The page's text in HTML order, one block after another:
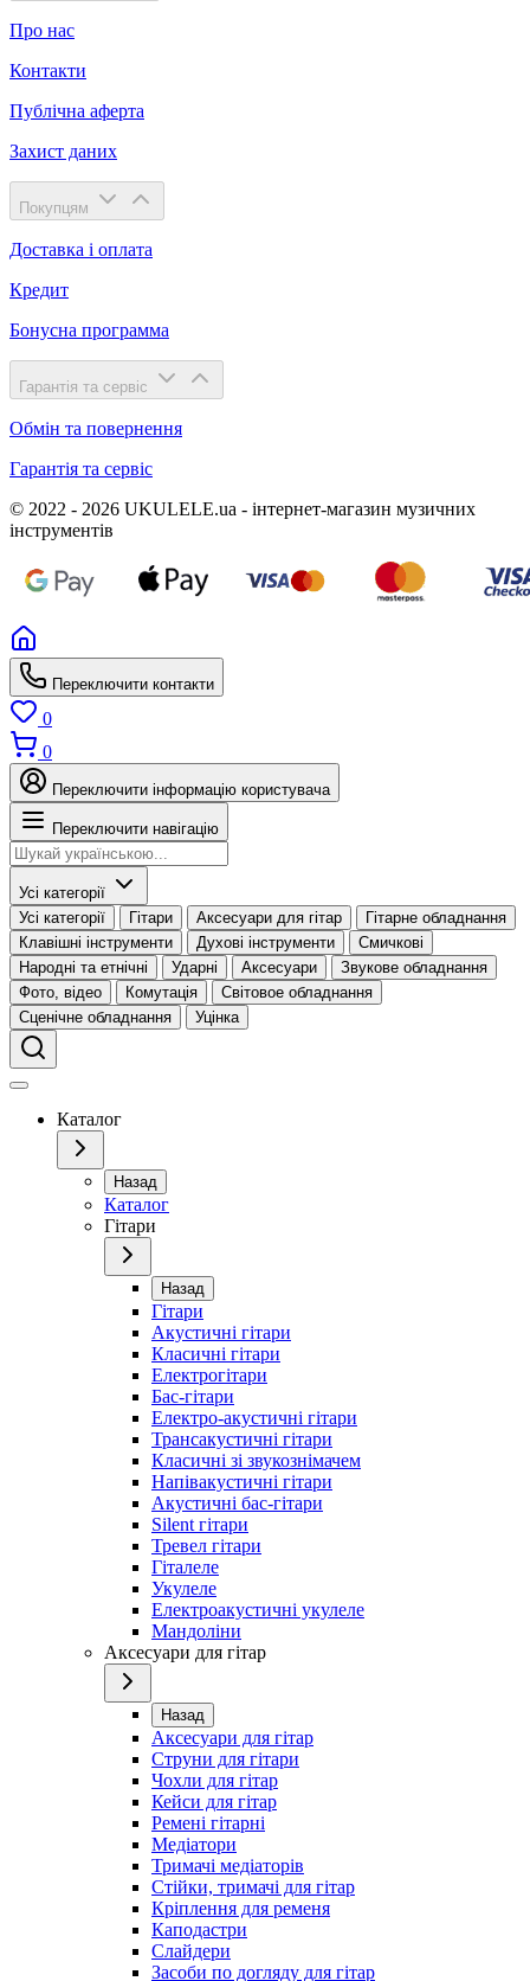
Про нас
Контакти
Публічна аферта
Захист даних
Покупцям
Доставка і оплата
Кредит
Бонусна программа
Гарантія та сервіс
Обмін та повернення
Гарантія та сервіс
© 2022 - 2026 UKULELE.ua - інтернет-магазин музичних
інструментів
Переключити контакти
0
0
Переключити інформацію користувача
Переключити навігацію
Усі категорії
Усі категорії
Гітари Аксесуари для гітар
Гітарне обладнання
Клавішні інструменти
Духові інструменти
Смичкові
Народні та етнічні
Ударні Аксесуари
Звукове обладнання
Фото, відео
Комутація
Світовое обладнання
Сценічне обладнання
Уцінка
Каталог
Назад
Каталог
Гітари
Назад
Гітари
Акустичні гітари
Класичні гітари
Електрогітари
Бас-гітари
Електро-акустичні гітари
Трансакустичні гітари
Класичні зі звукознімачем
Напівакустичні гітари
Акустичні бас-гітари
Silent гітари
Тревел гітари
Гіталеле
Укулеле
Електроакустичні укулеле
Мандоліни
Аксесуари для гітар
Назад
Аксесуари для гітар
Струни для гітари
Чохли для гітар
Кейси для гітар
Ремені гітарні
Медіатори
Тримачі медіаторів
Стійки, тримачі для гітар
Кріплення для ременя
Каподастри
Слайдери
Засоби по догляду для гітар